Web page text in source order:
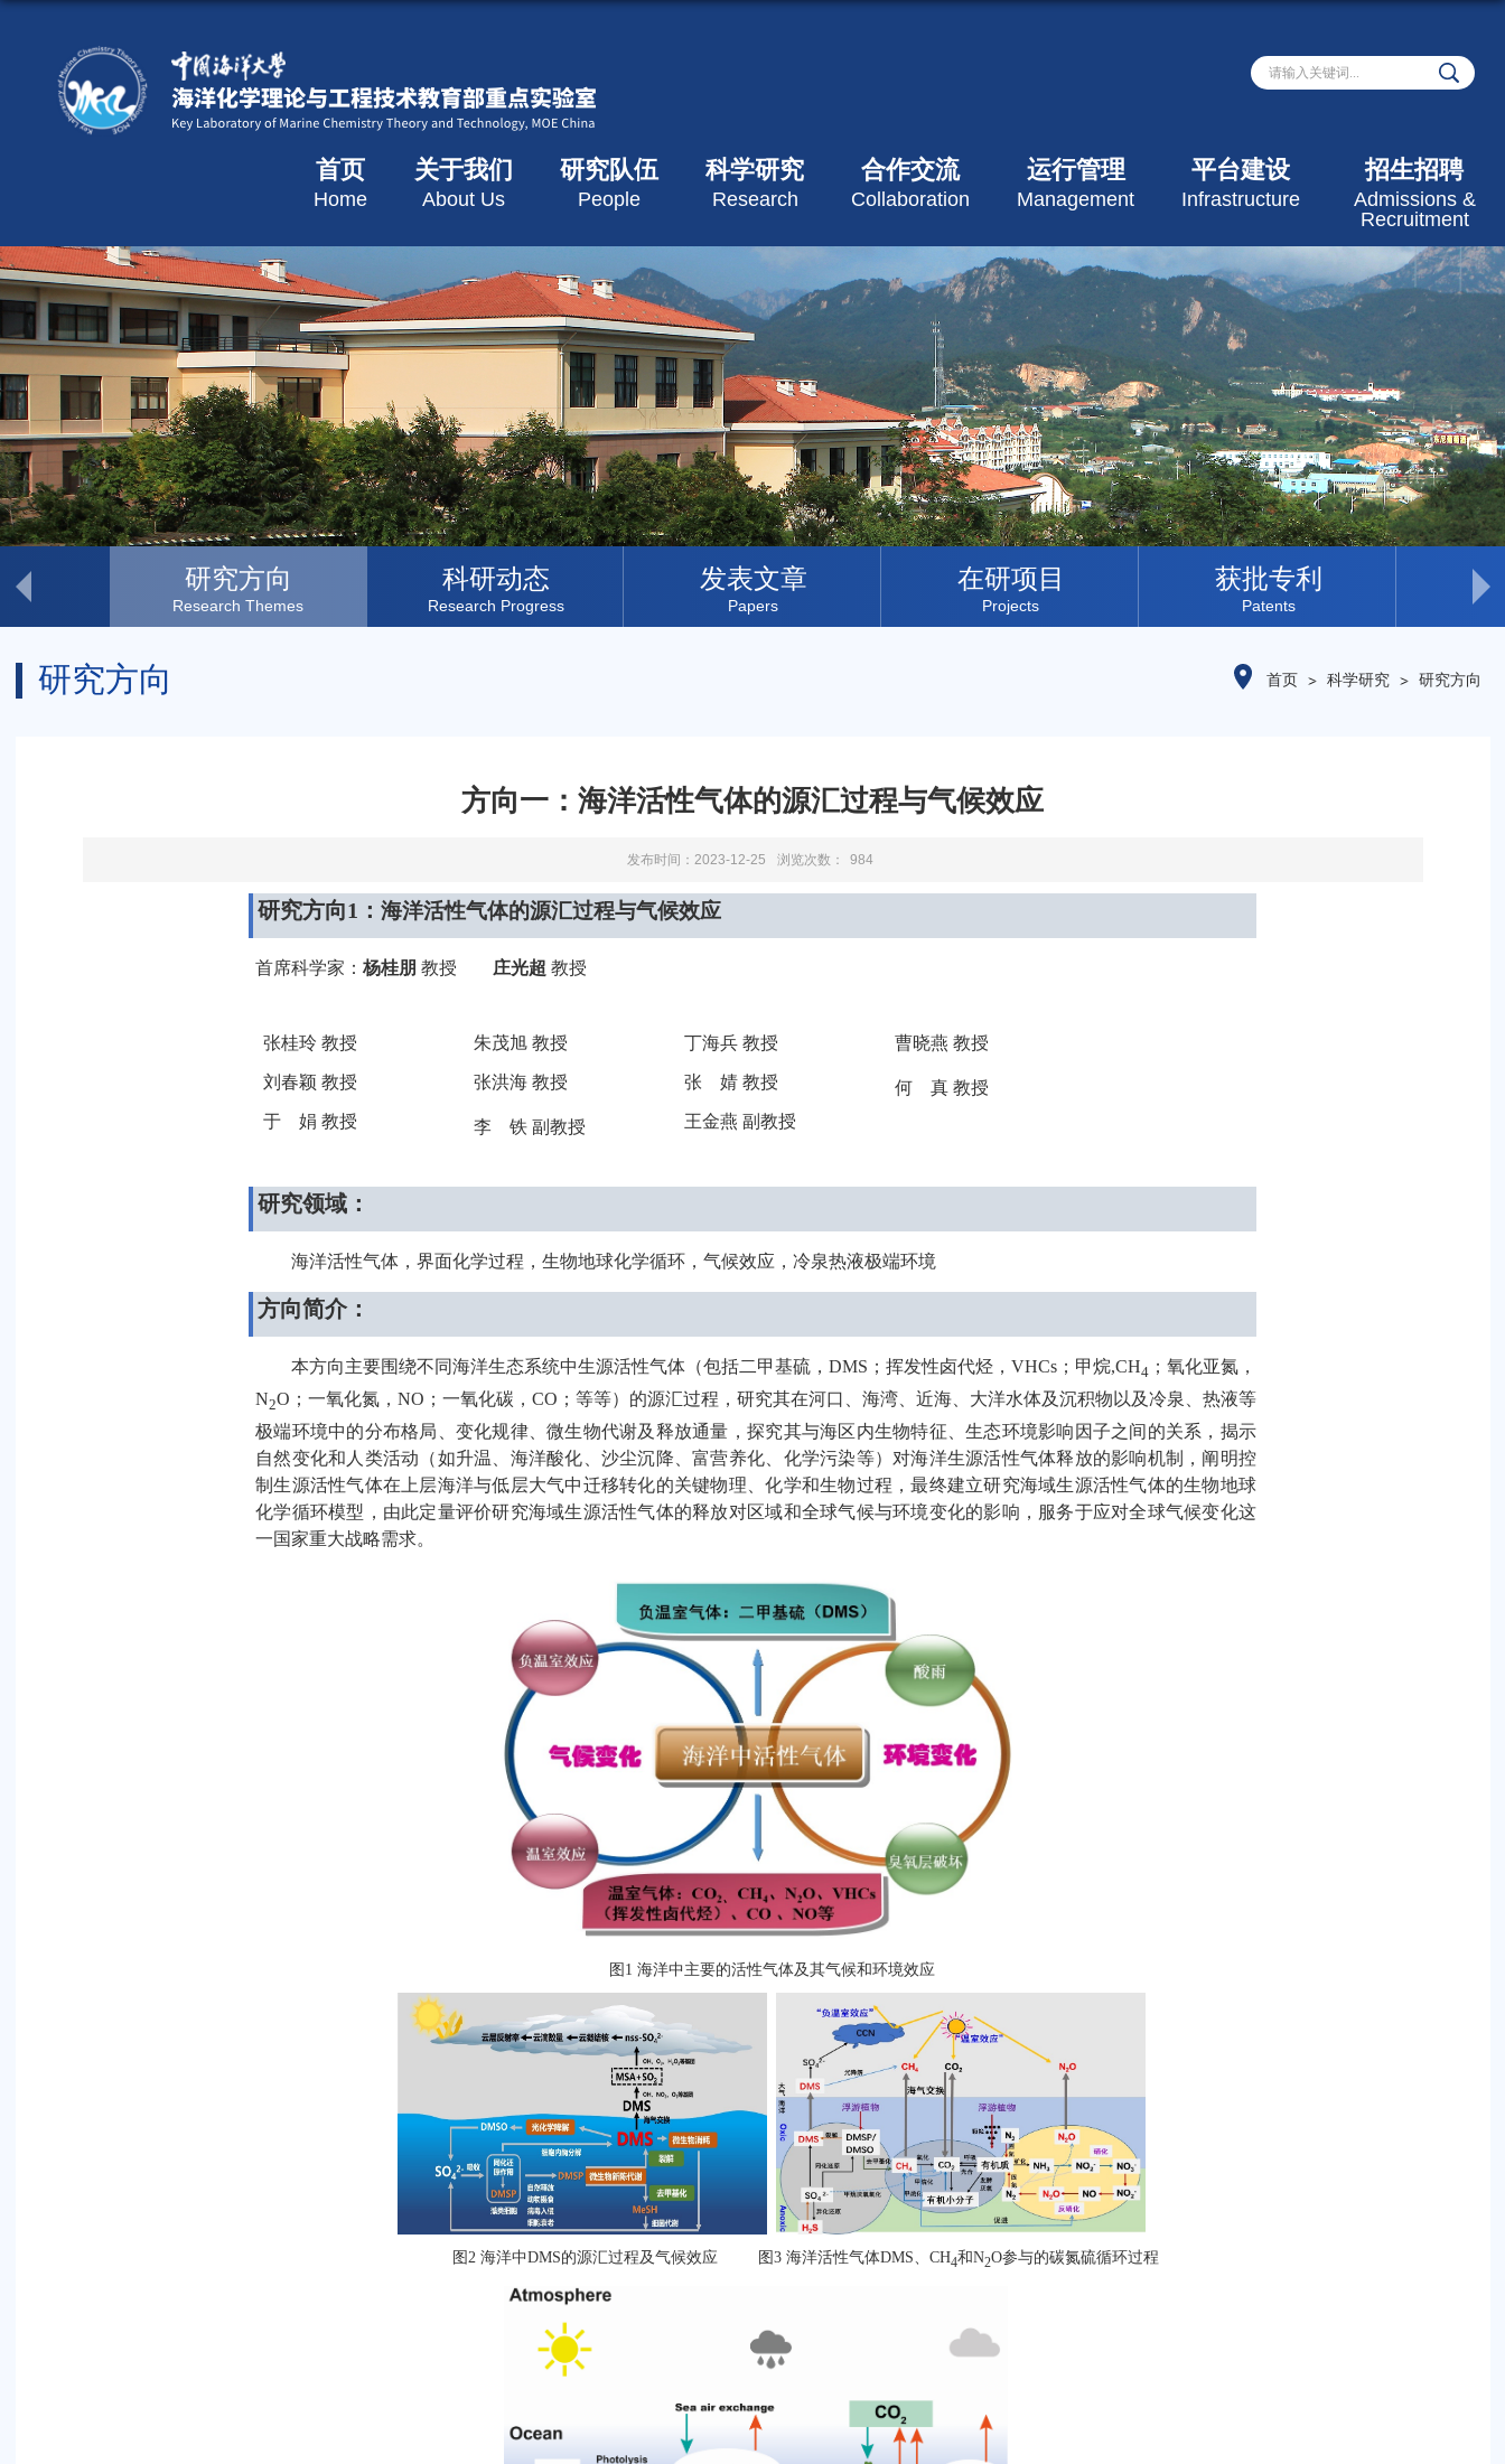
首页
Home
关于我们
About Us
研究队伍
People
科学研究
Research
合作交流
Collaboration
运行管理
Management
平台建设
Infrastructure
招生招聘
Admissions &
Recruitment
研究方向
Research Themes
科研动态
Research Progress
发表文章
Papers
在研项目
Projects
获批专利
Patents
所
首页 科学研究 研究方向
研究方向
方向一：海洋活性气体的源汇过程与气候效应
发布时间：2023-12-25 浏览次数： 984
研究方向1 ： 海洋活性气体的源汇过程与气候效应
首席科学家： 杨桂朋 教授 庄光超 教授
张桂玲 教授 朱茂旭 教授 丁海兵 教授 曹晓燕 教授
刘春颖 教授 张洪海 教授 张 婧 教授
何 真 教授
于 娟 教授 李 铁 副教授 王金燕 副教授
研究领域：
海洋活性气体，界面化学过程，生物地球化学循环，气候效应，冷泉热液极端环境
方向简介：
本方向主要围绕不同海洋生态系统中生源活性气体（包括二甲基硫， DMS ；挥发性卤代烃， VHCs ；甲烷,CH4 ；氧化亚氮，
N2O ；一氧化氮， NO ；一氧化碳， CO ；等等）的源汇过程，研究其在河口、海湾、近海、大洋水体及沉积物以及冷泉、热液等
极端环境中的分布格局、变化规律、微生物代谢及释放通量，探究其与海区内生物特征、生态环境影响因子之间的关系，揭示
自然变化和人类活动（如升温、海洋酸化、沙尘沉降、富营养化、化学污染等）对海洋生源活性气体释放的影响机制，阐明控
制生源活性气体在上层海洋与低层大气中迁移转化的关键物理、化学和生物过程，最终建立研究海域生源活性气体的生物地球
化学循环模型，由此定量评价研究海域生源活性气体的释放对区域和全球气候与环境变化的影响，服务于应对全球气候变化这
一国家重大战略需求。
图 1 海洋中主要的活性气体及其气候和环境效应
图2 海洋中DMS的源汇过程及气候效应 图3 海洋活性气体DMS、 CH4和N2O参与的碳氮硫循环过程